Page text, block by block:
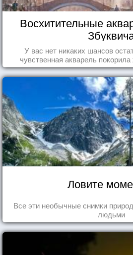
Восхитительные
У вас нет никаких шансов
чувственная акварель
Ловите
Все эти необычные снимки
людьми